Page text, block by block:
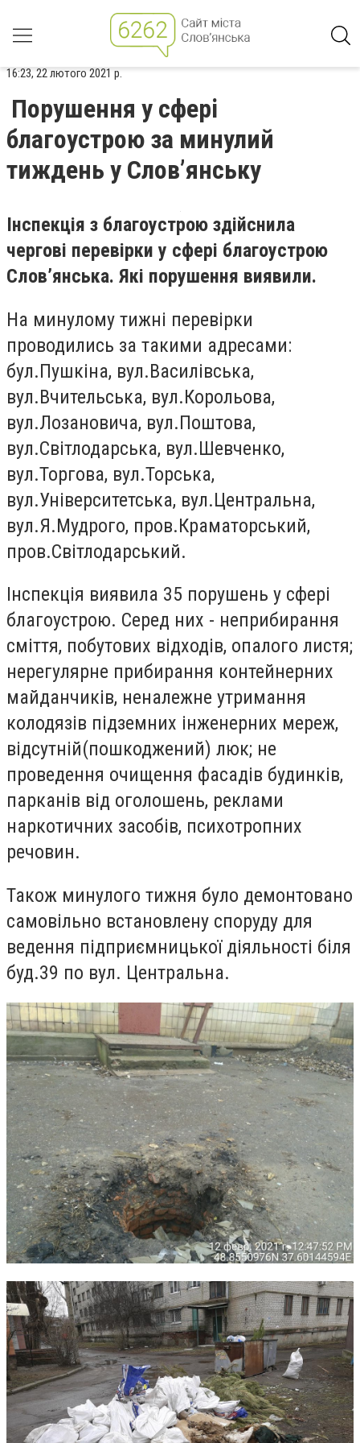
16:23, 22 лютого 2021 р.
Порушення у сфері
благоустрою за минулий
тиждень у Слов’янську
Інспекція з благоустрою здійснила
чергові перевірки у сфері благоустрою
Слов’янська. Які порушення виявили.
На минулому тижні перевірки
проводились за такими адресами:
бул.Пушкіна, вул.Василівська,
вул.Вчительська, вул.Корольова,
вул.Лозановича, вул.Поштова,
вул.Світлодарська, вул.Шевченко,
вул.Торгова, вул.Торська,
вул.Університетська, вул.Центральна,
вул.Я.Мудрого, пров.Краматорський,
пров.Світлодарський.
Інспекція виявила 35 порушень у сфері
благоустрою. Серед них - неприбирання
сміття, побутових відходів, опалого листя;
нерегулярне прибирання контейнерних
майданчиків, неналежне утримання
колодязів підземних інженерних мереж,
відсутній(пошкоджений) люк; не
проведення очищення фасадів будинків,
парканів від оголошень, реклами
наркотичних засобів, психотропних
речовин.
Також минулого тижня було демонтовано
самовільно встановлену споруду для
ведення підприємницької діяльності біля
буд.39 по вул. Центральна.